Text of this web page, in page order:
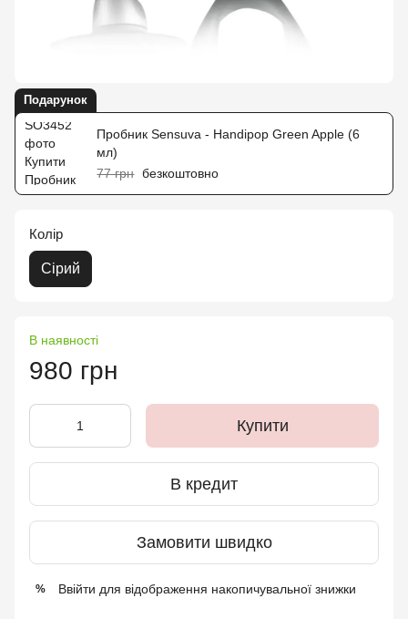
Подарунок
Пробник Sensuva - Handipop Green Apple (6
мл)
77 грн безкоштовно
Колір
Сірий
В наявності
980 грн
Купити
В кредит
Замовити швидко
% Ввійти для відображення накопичувальної знижки